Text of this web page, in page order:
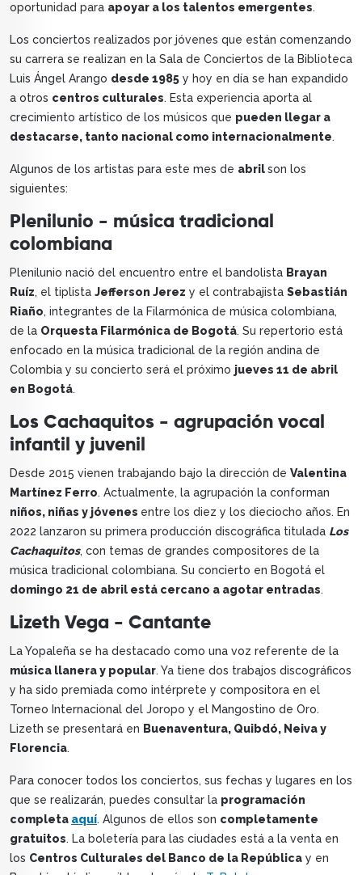
oportunidad para apoyar a los talentos emergentes.
Los conciertos realizados por jóvenes que están comenzando
su carrera se realizan en la Sala de Conciertos de la Biblioteca
Luis Ángel Arango desde 1985 y hoy en día se han expandido
a otros centros culturales. Esta experiencia aporta al
crecimiento artístico de los músicos que pueden llegar a
destacarse, tanto nacional como internacionalmente.
Algunos de los artistas para este mes de abrilson los
siguientes:
Plenilunio - música tradicional
colombiana
Plenilunio nació del encuentro entre el bandolista Brayan
Ruíz, el tiplista Jefferson Jerez y el contrabajista Sebastián
Riaño, integrantes de la Filarmónica de música colombiana,
de la Orquesta Filarmónica de Bogotá. Su repertorio está
enfocado en la música tradicional de la región andina de
Colombia y su concierto será el próximo jueves 11 de abril
en Bogotá.
Los Cachaquitos - agrupación vocal
infantil y juvenil
Desde 2015 vienen trabajando bajo la dirección de Valentina
Martínez Ferro. Actualmente, la agrupación la conforman
niños, niñas y jóvenes entre los diez y los dieciocho años. En
2022 lanzaron su primera producción discográfica titulada Los
Cachaquitos, con temas de grandes compositores de la
música tradicional colombiana. Su concierto en Bogotá el
domingo 21 de abril está cercano a agotar entradas.
Lizeth Vega - Cantante
La Yopaleña se ha destacado como una voz referente de la
música llanera y popular. Ya tiene dos trabajos discográficos
y ha sido premiada como intérprete y compositora en el
Torneo Internacional del Joropo y el Mangostino de Oro.
Lizeth se presentará en Buenaventura, Quibdó, Neiva y
Florencia.
Para conocer todos los conciertos, sus fechas y lugares en los
que se realizarán, puedes consultar la programación
completa aquí. Algunos de ellos son completamente
gratuitos. La boletería para las ciudades está a la venta en
los Centros Culturales del Banco de la República y en